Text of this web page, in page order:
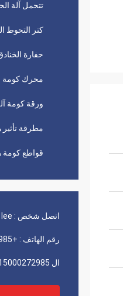
تتحمل آلة
كتر التحوط
حفارة
محرك كومة
ورقة كومة
مطرقة تأثير
قواطع كومة
اتصل شخص :
رقم الهاتف : +8615000272985
ال WhatsApp :